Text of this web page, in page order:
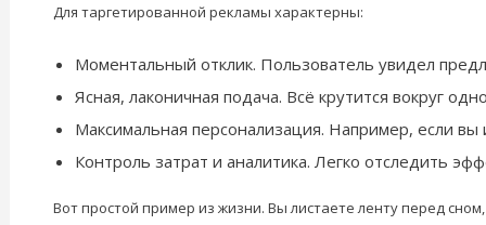
Для таргетированной рекламы характерны:
Моментальный отклик. Пользователь увидел
Ясная, лаконичная подача. Всё крутится вокруг
Максимальная персонализация. Например, если
Контроль затрат и аналитика. Легко отследить
Вот простой пример из жизни. Вы листаете ленту перед